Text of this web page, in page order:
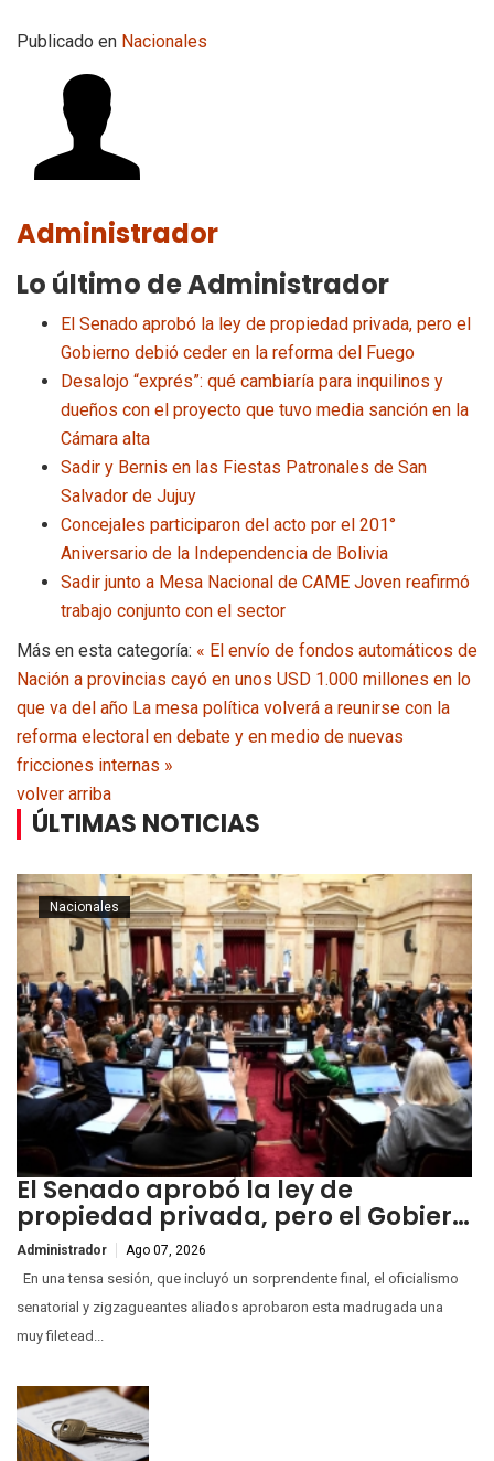
Publicado en Nacionales
Administrador
Lo último de Administrador
El Senado aprobó la ley de propiedad privada, pero el
Gobierno debió ceder en la reforma del Fuego
Desalojo “exprés”: qué cambiaría para inquilinos y
dueños con el proyecto que tuvo media sanción en la
Cámara alta
Sadir y Bernis en las Fiestas Patronales de San
Salvador de Jujuy
Concejales participaron del acto por el 201°
Aniversario de la Independencia de Bolivia
Sadir junto a Mesa Nacional de CAME Joven reafirmó
trabajo conjunto con el sector
Más en esta categoría: « El envío de fondos automáticos de
Nación a provincias cayó en unos USD 1.000 millones en lo
que va del año La mesa política volverá a reunirse con la
reforma electoral en debate y en medio de nuevas
fricciones internas »
volver arriba
ÚLTIMAS NOTICIAS
El Senado aprobó la ley de
propiedad privada, pero el Gobier…
Administrador Ago 07, 2026
Nacionales
En una tensa sesión, que incluyó un sorprendente final, el oficialismo
senatorial y zigzagueantes aliados aprobaron esta madrugada una
muy filetead...